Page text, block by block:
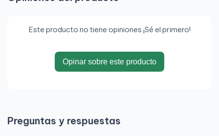
Este producto no tiene opiniones ¡Sé el primero!
Opinar sobre este producto
Preguntas y respuestas